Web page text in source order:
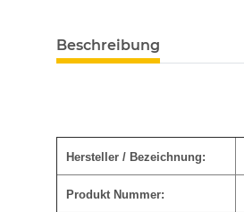
Beschreibung
Hersteller / Bezeichnung:
Produkt Nummer: